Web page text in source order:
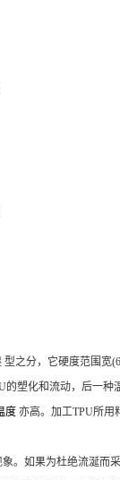
型之分，它硬度范围宽
塑化和流动，后一种
度 亦高。加工TPU所用
如果为杜绝流涎而